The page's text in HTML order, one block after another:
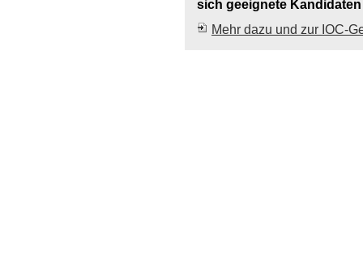
sich geeignete
Mehr dazu und zur IOC-